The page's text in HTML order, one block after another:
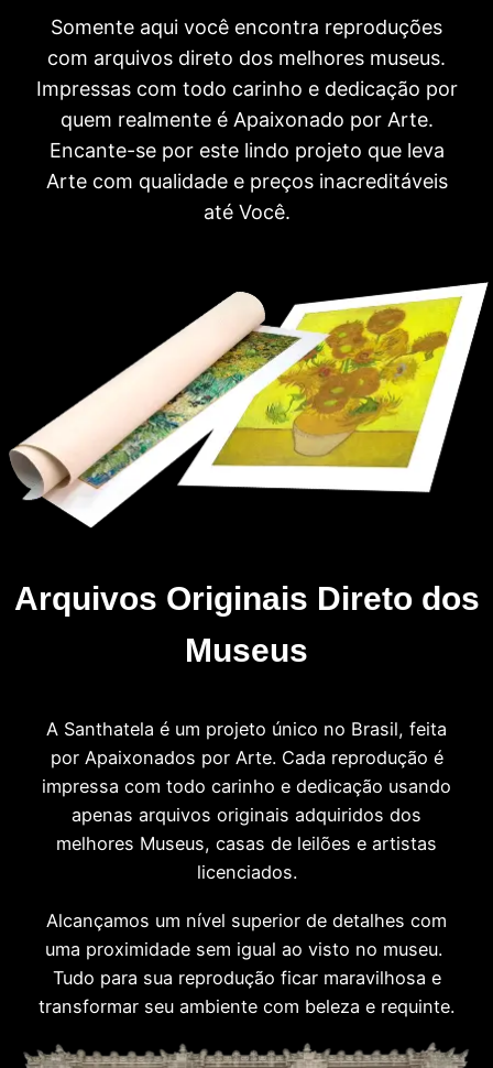
Somente aqui você encontra reproduções
com arquivos direto dos melhores museus.
Impressas com todo carinho e dedicação por
quem realmente é Apaixonado por Arte.
Encante-se por este lindo projeto que leva
Arte com qualidade e preços inacreditáveis
até Você.
Arquivos Originais Direto dos
Museus
A Santhatela é um projeto único no Brasil, feita
por Apaixonados por Arte. Cada reprodução é
impressa com todo carinho e dedicação usando
apenas arquivos originais adquiridos dos
melhores Museus, casas de leilões e artistas
licenciados.
Alcançamos um nível superior de detalhes com
uma proximidade sem igual ao visto no museu.
Tudo para sua reprodução ficar maravilhosa e
transformar seu ambiente com beleza e requinte.